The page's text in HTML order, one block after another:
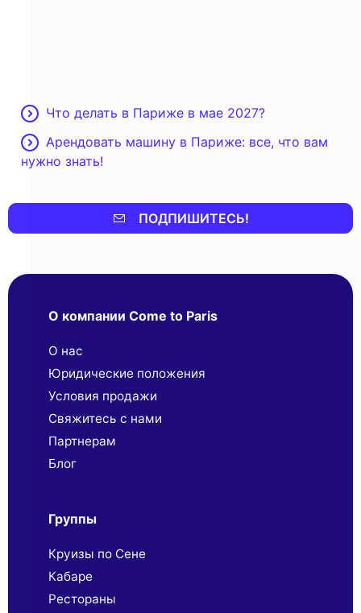
Что делать в Париже в мае 2027?
Арендовать машину в Париже: все, что вам
нужно знать!
ПОДПИШИТЕСЬ!
О компании Come to Paris
О нас
Юридические положения
Условия продажи
Свяжитесь с нами
Партнерaм
Блог
Группы
Круизы по Сене
Кабаре
Рестораны